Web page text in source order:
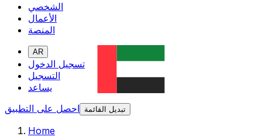
الشخصي
الأعمال
المنصة
AR
تسجيل الدخول
التسجيل
يساعد
احصل على التطبيق
تبديل القائمة
Home